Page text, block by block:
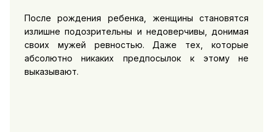
После рождения ребенка, женщины становятся
излишне подозрительны и недоверчивы, донимая
своих мужей ревностью. Даже тех, которые
абсолютно никаких предпосылок к этому не
выказывают.